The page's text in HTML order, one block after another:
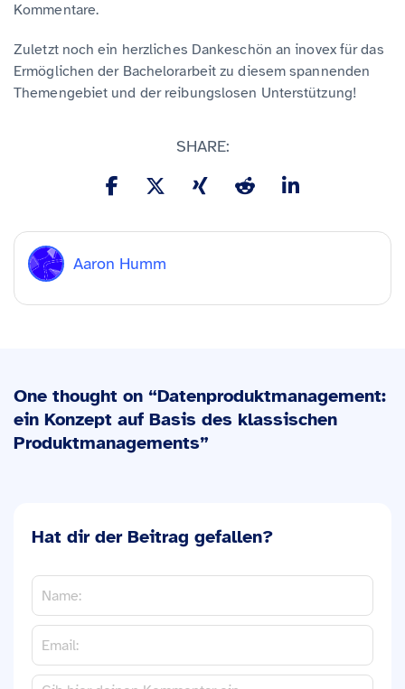
Kommentare.
Zuletzt noch ein herzliches Dankeschön an inovex für das
Ermöglichen der Bachelorarbeit zu diesem spannenden
Themengebiet und der reibungslosen Unterstützung!
SHARE:
Aaron Humm
One thought on “Datenproduktmanagement:
ein Konzept auf Basis des klassischen
Produktmanagements”
Hat dir der Beitrag gefallen?